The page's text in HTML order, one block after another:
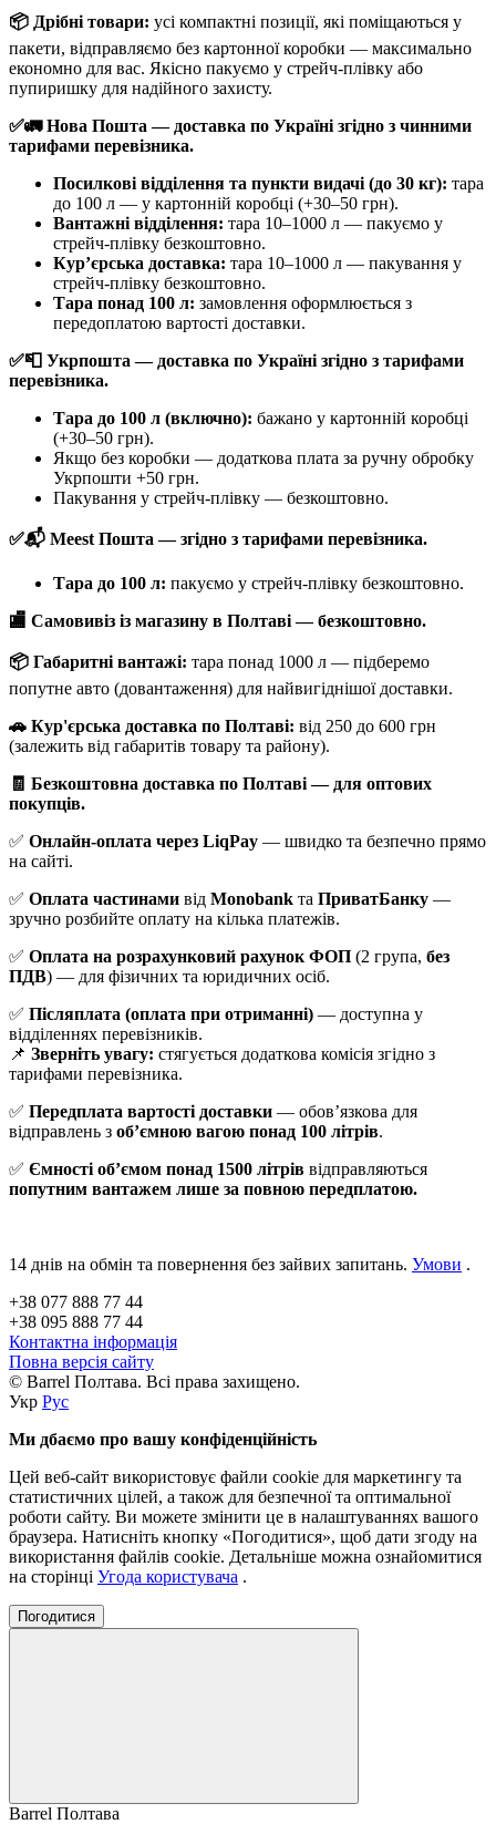
📦 Дрібні товари: усі компактні позиції, які поміщаються у
пакети, відправляємо без картонної коробки — максимально
економно для вас. Якісно пакуємо у стрейч-плівку або
пупиришку для надійного захисту.
✅🚛 Нова Пошта — доставка по Україні згідно з чинними
тарифами перевізника.
Посилкові відділення та пункти видачі (до 30 кг): тара
до 100 л — у картонній коробці (+30–50 грн).
Вантажні відділення: тара 10–1000 л — пакуємо у
стрейч-плівку безкоштовно.
Кур’єрська доставка: тара 10–1000 л — пакування у
стрейч-плівку безкоштовно.
Тара понад 100 л: замовлення оформлюється з
передоплатою вартості доставки.
✅📮 Укрпошта — доставка по Україні згідно з тарифами
перевізника.
Тара до 100 л (включно): бажано у картонній коробці
(+30–50 грн).
Якщо без коробки — додаткова плата за ручну обробку
Укрпошти +50 грн.
Пакування у стрейч-плівку — безкоштовно.
✅📬 Meest Пошта — згідно з тарифами перевізника.
Тара до 100 л: пакуємо у стрейч-плівку безкоштовно.
🏬 Самовивіз із магазину в Полтаві — безкоштовно.
📦 Габаритні вантажі: тара понад 1000 л — підберемо
попутне авто (довантаження) для найвигіднішої доставки.
🚗 Кур'єрська доставка по Полтаві: від 250 до 600 грн
(залежить від габаритів товару та району).
🧾 Безкоштовна доставка по Полтаві — для оптових
покупців.
✅ Онлайн-оплата через LiqPay — швидко та безпечно прямо
на сайті.
✅ Оплата частинами від Monobank та ПриватБанку —
зручно розбийте оплату на кілька платежів.
✅ Оплата на розрахунковий рахунок ФОП (2 група, без
ПДВ) — для фізичних та юридичних осіб.
✅ Післяплата (оплата при отриманні) — доступна у
відділеннях перевізників.
📌 Зверніть увагу: стягується додаткова комісія згідно з
тарифами перевізника.
✅ Передплата вартості доставки — обов’язкова для
відправлень з об’ємною вагою понад 100 літрів.
✅ Ємності об’ємом понад 1500 літрів відправляються
попутним вантажем лише за повною передплатою.
14 днів на обмін та повернення без зайвих запитань. Умови .
+38 077 888 77 44
+38 095 888 77 44
Контактна інформація
Повна версія сайту
© Barrel Полтава. Всі права захищено.
Укр Рус
Ми дбаємо про вашу конфіденційність
Цей веб-сайт використовує файли cookie для маркетингу та
статистичних цілей, а також для безпечної та оптимальної
роботи сайту. Ви можете змінити це в налаштуваннях вашого
браузера. Натисніть кнопку «Погодитися», щоб дати згоду на
використання файлів cookie. Детальніше можна ознайомитися
на сторінці Угода користувача .
Погодитися
Barrel Полтава